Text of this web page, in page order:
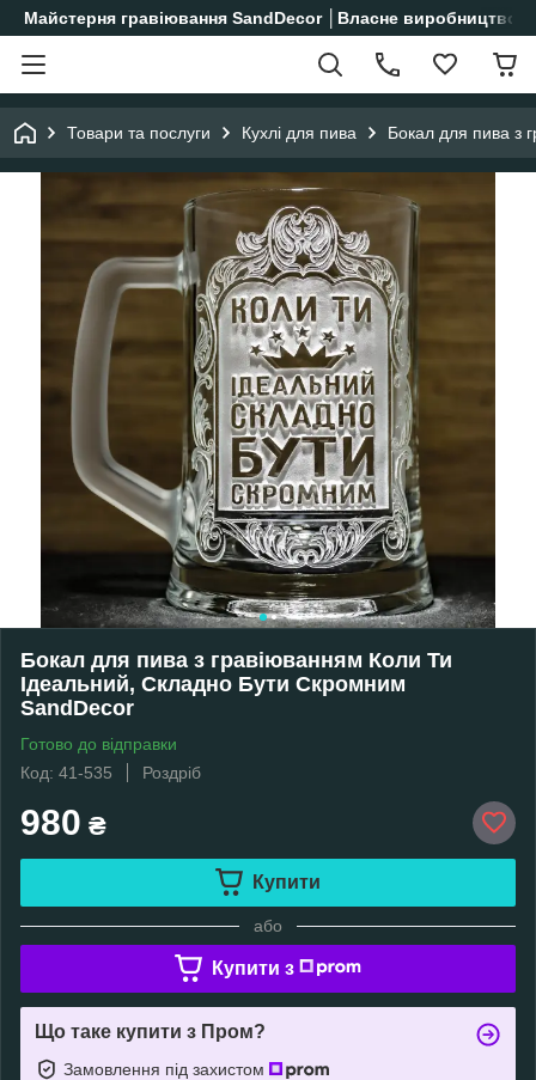
Майстерня гравіювання SandDecor │Власне виробництво│
Товари та послуги Кухлі для пива Бокал для пива з
Бокал для пива з гравіюванням Коли Ти
Ідеальний, Складно Бути Скромним
SandDecor
Готово до відправки
Код: 41-535
Роздріб
980 ₴
Купити
або
Купити з
Що таке купити з Пром?
Замовлення під захистом